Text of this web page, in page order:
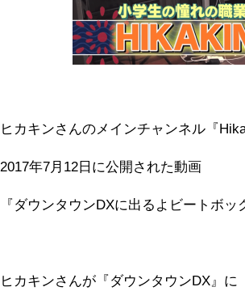
ヒカキンさんのメインチャンネル『
2017年7月12日に公開された動画
『ダウンタウンDXに出るよビートボッ
ヒカキンさんが『ダウンタウンDX』に